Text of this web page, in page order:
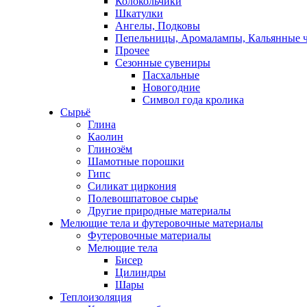
Шкатулки
Ангелы, Подковы
Пепельницы, Аромалампы, Кальянные
Прочее
Сезонные сувениры
Пасхальные
Новогодние
Символ года кролика
Сырьё
Глина
Каолин
Глинозём
Шамотные порошки
Гипс
Силикат циркония
Полевошпатовое сырье
Другие природные материалы
Мелющие тела и футеровочные материалы
Футеровочные материалы
Мелющие тела
Бисер
Цилиндры
Шары
Теплоизоляция